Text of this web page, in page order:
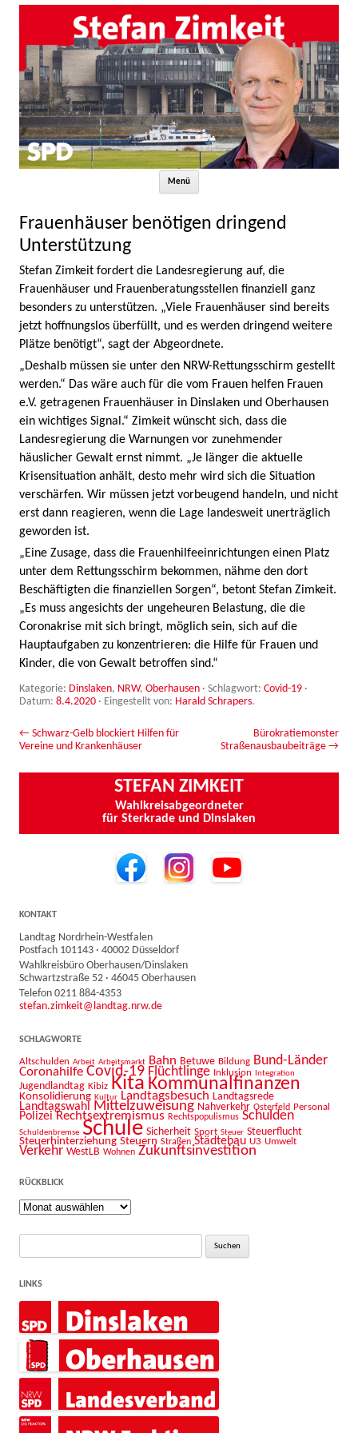
Menü
Frauenhäuser benötigen dringend
Unterstützung
Stefan Zimkeit fordert die Landesregierung auf, die
Frauenhäuser und Frauenberatungsstellen finanziell ganz
besonders zu unterstützen. „Viele Frauenhäuser sind bereits
jetzt hoffnungslos überfüllt, und es werden dringend weitere
Plätze benötigt“, sagt der Abgeordnete.
„Deshalb müssen sie unter den NRW-Rettungsschirm gestellt
werden.“ Das wäre auch für die vom Frauen helfen Frauen
e.V. getragenen Frauenhäuser in Dinslaken und Oberhausen
ein wichtiges Signal.“ Zimkeit wünscht sich, dass die
Landesregierung die Warnungen vor zunehmender
häuslicher Gewalt ernst nimmt. „Je länger die aktuelle
Krisensituation anhält, desto mehr wird sich die Situation
verschärfen. Wir müssen jetzt vorbeugend handeln, und nicht
erst dann reagieren, wenn die Lage landesweit unerträglich
geworden ist.
„Eine Zusage, dass die Frauenhilfeeinrichtungen einen Platz
unter dem Rettungsschirm bekommen, nähme den dort
Beschäftigten die finanziellen Sorgen“, betont Stefan Zimkeit.
„Es muss angesichts der ungeheuren Belastung, die die
Coronakrise mit sich bringt, möglich sein, sich auf die
Hauptaufgaben zu konzentrieren: die Hilfe für Frauen und
Kinder, die von Gewalt betroffen sind.“
Kategorie: Dinslaken, NRW, Oberhausen · Schlagwort: Covid-19 ·
Datum: 8.4.2020 · Eingestellt von: Harald Schrapers.
Beitrags-Navigation
← Schwarz-Gelb blockiert Hilfen für
Vereine und Krankenhäuser
Bürokratiemonster
Straßenausbaubeiträge →
STEFAN ZIMKEIT
Wahlkreisabgeordneter
für Sterkrade und Dinslaken
KONTAKT
Landtag Nordrhein-Westfalen
Postfach 101143 · 40002 Düsseldorf
Wahlkreisbüro Oberhausen/Dinslaken
Schwartzstraße 52 · 46045 Oberhausen
Telefon 0211 884-4353
stefan.zimkeit@landtag.nrw.de
SCHLAGWORTE
Altschulden Arbeit Arbeitsmarkt Bahn Betuwe Bildung Bund-Länder
Coronahilfe Covid-19 Flüchtlinge Inklusion Integration
Jugendlandtag Kibiz Kita Kommunalfinanzen
Konsolidierung Kultur Landtagsbesuch Landtagsrede
Landtagswahl Mittelzuweisung Nahverkehr Osterfeld Personal
Polizei Rechtsextremismus Rechtspopulismus Schulden
Schuldenbremse Schule Sicherheit Sport Steuer Steuerflucht
Steuerhinterziehung Steuern Straßen Städtebau U3 Umwelt
Verkehr WestLB Wohnen Zukunftsinvestition
RÜCKBLICK
Rückblick
Suche
LINKS